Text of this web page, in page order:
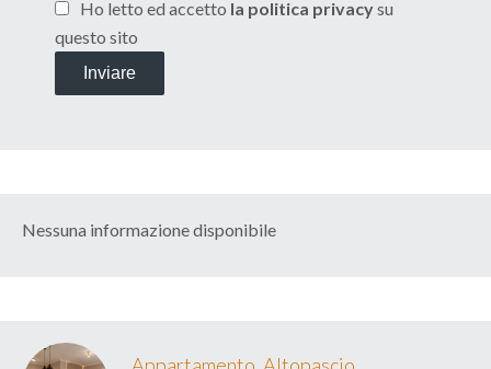
Ho letto ed accetto la politica privacysu
questo sito
Inviare
Nessuna informazione disponibile